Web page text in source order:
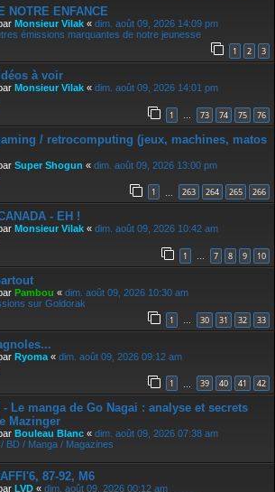
NOTRE ENFANCE
Monsieur Vilak « dim. août 09, 2026 14:09 pm
émissions marquantes de notre jeunesse
1 2 3
à voir
Monsieur Vilak « dim. août 09, 2026 14:01 pm
1 … 73 74 75 76
/ retrocomputing (jeux, machines, matos
Super Shogun « dim. août 09, 2026 13:00 pm
1 263 264 265 266
- EH !
Monsieur Vilak « dim. août 09, 2026 10:42 am
1 … 7 8 9 10
Pambou « dim. août 09, 2026 10:30 am
sur Goldorak
1 30 31 32 33
Ryoma « dim. août 09, 2026 09:12 am
1 39 40 41 42
- Le manga de Go Nagai : analyse et secrets
Mazinger
Bouleau Blanc « dim. août 09, 2026 07:38 am
BD / Manga / Magazines
87-92, M6
LVD « dim. août 09, 2026 00:12 am